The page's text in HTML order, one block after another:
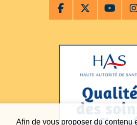
Afin de vous proposer du contenu